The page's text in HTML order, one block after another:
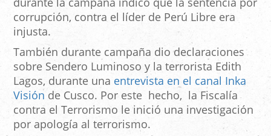
corrupción, contra el líder de Perú Libre era
injusta.
También durante campaña dio declaraciones
sobre Sendero Luminoso y la terrorista Edith
Lagos, durante una entrevista en el canal Inka
Visión de Cusco. Por este hecho, la Fiscalía
contra el Terrorismo le inició una investigación
por apología al terrorismo.